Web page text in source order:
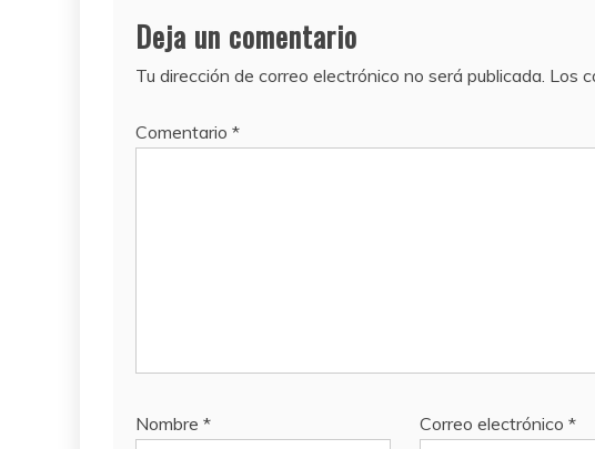
Deja un comentario
Tu dirección de correo electrónico no será publicada. Los
Comentario *
Nombre * Correo electrónico*